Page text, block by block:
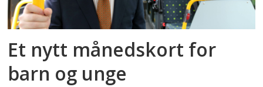
Et nytt månedskort for
barn og unge